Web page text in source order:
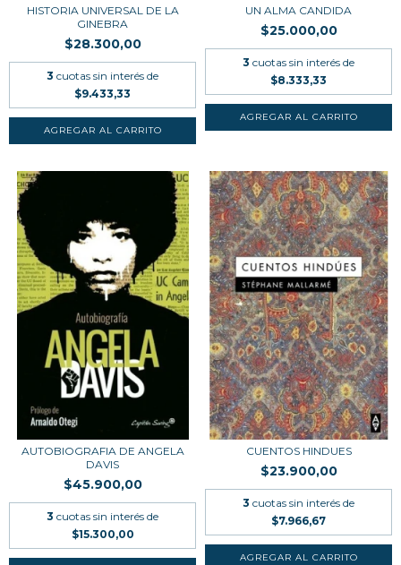
HISTORIA UNIVERSAL DE LA
GINEBRA
$28.300,00
3 cuotas sin interés de
$9.433,33
UN ALMA CANDIDA
$25.000,00
3 cuotas sin interés de
$8.333,33
AUTOBIOGRAFIA DE ANGELA
DAVIS
$45.900,00
3 cuotas sin interés de
$15.300,00
CUENTOS HINDUES
$23.900,00
3 cuotas sin interés de
$7.966,67